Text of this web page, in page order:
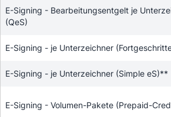
E-Signing - Bearbeitungsentgelt je
(QeS)
E-Signing - je Unterzeichner
E-Signing - je Unterzeichner (Simple eS)**
E-Signing - Volumen-Pakete (Prepaid-